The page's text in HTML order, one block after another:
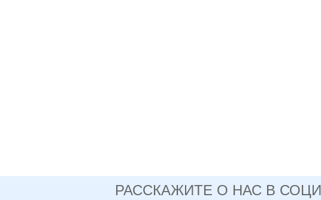
РАССКАЖИТЕ О НАС В